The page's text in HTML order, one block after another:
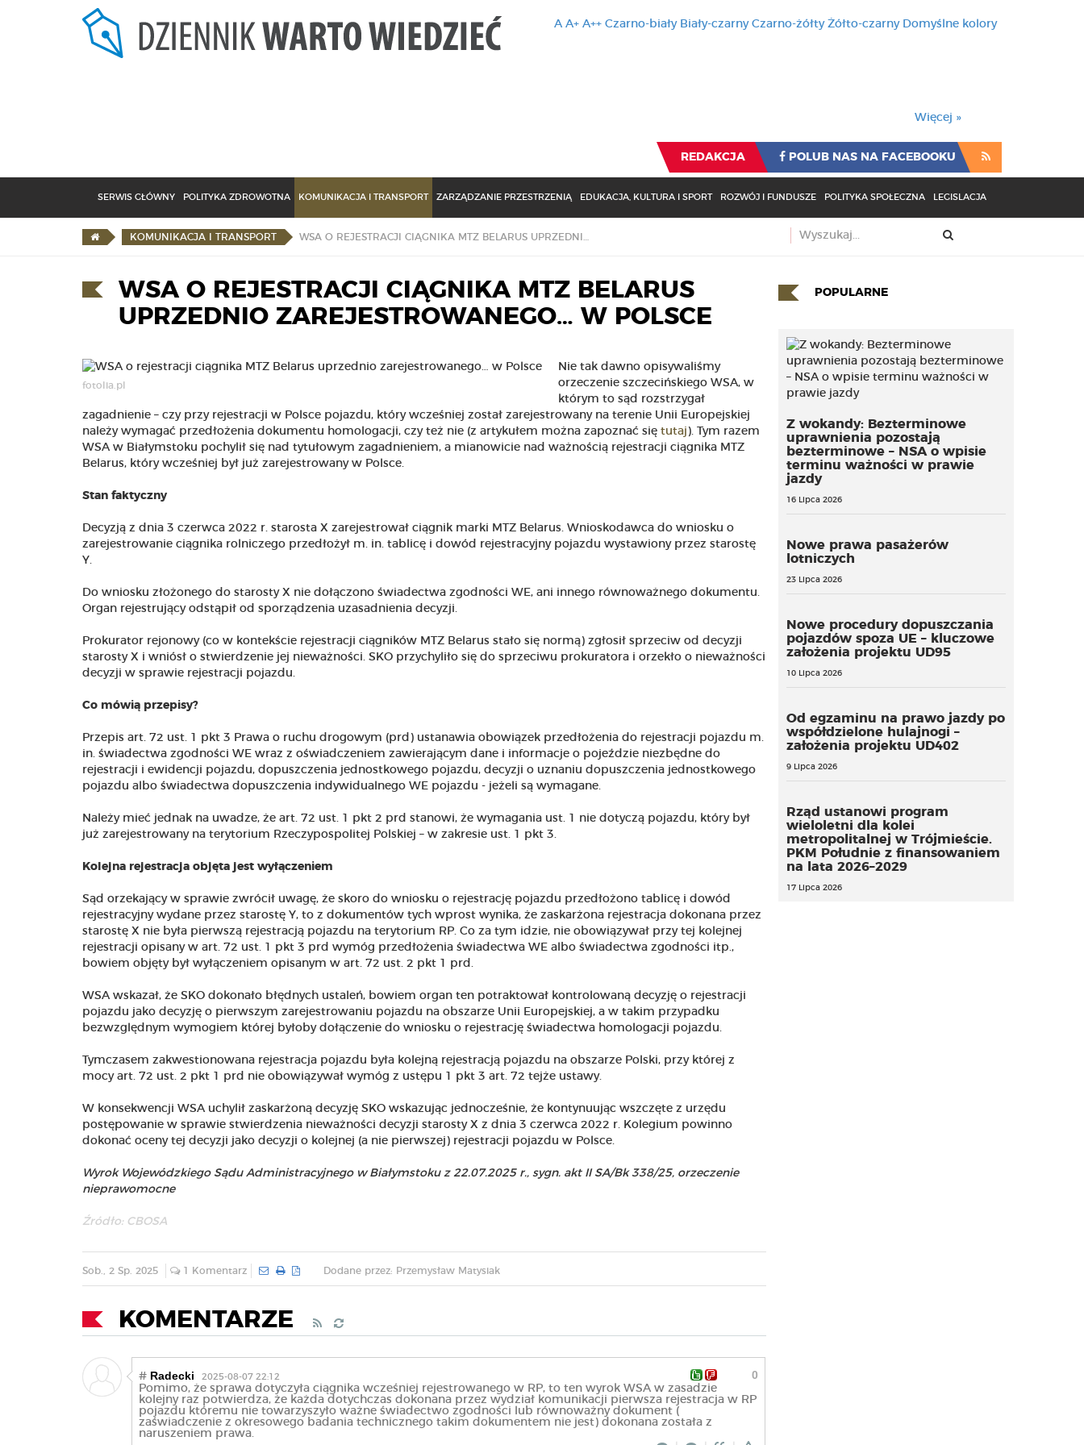
A A+ A++ Czarno-biały Biały-czarny Czarno-żółty Żółto-czarny Domyślne kolory
Więcej »
REDAKCJA POLUB NAS NA FACEBOOKU
SERWIS GŁÓWNY POLITYKA ZDROWOTNA KOMUNIKACJA I TRANSPORT ZARZĄDZANIE PRZESTRZENIĄ EDUKACJA, KULTURA I SPORT ROZWÓJ I FUNDUSZE POLITYKA SPOŁECZNA LEGISLACJA
KOMUNIKACJA I TRANSPORT
WSA O REJESTRACJI CIĄGNIKA MTZ BELARUS
UPRZEDNIO ZAREJESTROWANEGO… W POLSCE
fotolia.pl
Nie tak dawno opisywaliśmy
orzeczenie szczecińskiego WSA, w
którym to sąd rozstrzygał
zagadnienie – czy przy rejestracji w Polsce pojazdu, który wcześniej został zarejestrowany na terenie Unii Europejskiej
należy wymagać przedłożenia dokumentu homologacji, czy też nie (z artykułem można zapoznać się tutaj ). Tym razem
WSA w Białymstoku pochylił się nad tytułowym zagadnieniem, a mianowicie nad ważnością rejestracji ciągnika MTZ
Belarus, który wcześniej był już zarejestrowany w Polsce.
Stan faktyczny
Decyzją z dnia 3 czerwca 2022 r. starosta X zarejestrował ciągnik marki MTZ Belarus. Wnioskodawca do wniosku o
zarejestrowanie ciągnika rolniczego przedłożył m. in. tablicę i dowód rejestracyjny pojazdu wystawiony przez starostę
Y.
Do wniosku złożonego do starosty X nie dołączono świadectwa zgodności WE, ani innego równoważnego dokumentu.
Organ rejestrujący odstąpił od sporządzenia uzasadnienia decyzji.
Prokurator rejonowy (co w kontekście rejestracji ciągników MTZ Belarus stało się normą) zgłosił sprzeciw od decyzji
starosty X i wniósł o stwierdzenie jej nieważności. SKO przychyliło się do sprzeciwu prokuratora i orzekło o nieważności
decyzji w sprawie rejestracji pojazdu.
Co mówią przepisy?
Przepis art. 72 ust. 1 pkt 3 Prawa o ruchu drogowym (prd) ustanawia obowiązek przedłożenia do rejestracji pojazdu m.
in. świadectwa zgodności WE wraz z oświadczeniem zawierającym dane i informacje o pojeździe niezbędne do
rejestracji i ewidencji pojazdu, dopuszczenia jednostkowego pojazdu, decyzji o uznaniu dopuszczenia jednostkowego
pojazdu albo świadectwa dopuszczenia indywidualnego WE pojazdu - jeżeli są wymagane.
Należy mieć jednak na uwadze, że art. 72 ust. 1 pkt 2 prd stanowi, że wymagania ust. 1 nie dotyczą pojazdu, który był
już zarejestrowany na terytorium Rzeczypospolitej Polskiej – w zakresie ust. 1 pkt 3.
Kolejna rejestracja objęta jest wyłączeniem
Sąd orzekający w sprawie zwrócił uwagę, że skoro do wniosku o rejestrację pojazdu przedłożono tablicę i dowód
rejestracyjny wydane przez starostę Y, to z dokumentów tych wprost wynika, że zaskarżona rejestracja dokonana przez
starostę X nie była pierwszą rejestracją pojazdu na terytorium RP. Co za tym idzie, nie obowiązywał przy tej kolejnej
rejestracji opisany w art. 72 ust. 1 pkt 3 prd wymóg przedłożenia świadectwa WE albo świadectwa zgodności itp.,
bowiem objęty był wyłączeniem opisanym w art. 72 ust. 2 pkt 1 prd.
WSA wskazał, że SKO dokonało błędnych ustaleń, bowiem organ ten potraktował kontrolowaną decyzję o rejestracji
pojazdu jako decyzję o pierwszym zarejestrowaniu pojazdu na obszarze Unii Europejskiej, a w takim przypadku
bezwzględnym wymogiem której byłoby dołączenie do wniosku o rejestrację świadectwa homologacji pojazdu.
Tymczasem zakwestionowana rejestracja pojazdu była kolejną rejestracją pojazdu na obszarze Polski, przy której z
mocy art. 72 ust. 2 pkt 1 prd nie obowiązywał wymóg z ustępu 1 pkt 3 art. 72 tejże ustawy.
W konsekwencji WSA uchylił zaskarżoną decyzję SKO wskazując jednocześnie, że kontynuując wszczęte z urzędu
postępowanie w sprawie stwierdzenia nieważności decyzji starosty X z dnia 3 czerwca 2022 r. Kolegium powinno
dokonać oceny tej decyzji jako decyzji o kolejnej (a nie pierwszej) rejestracji pojazdu w Polsce.
Wyrok Wojewódzkiego Sądu Administracyjnego w Białymstoku z 22.07.2025 r., sygn. akt II SA/Bk 338/25, orzeczenie
nieprawomocne
Źródło: CBOSA
Sob., 2 Sp. 2025 1 Komentarz Dodane przez: Przemysław Matysiak
KOMENTARZE
0
# Radecki 2025-08-07 22:12
Pomimo, że sprawa dotyczyła ciągnika wcześniej rejestrowanego w RP, to ten wyrok WSA w zasadzie
kolejny raz potwierdza, że każda dotychczas dokonana przez wydział komunikacji pierwsza rejestracja w RP
pojazdu któremu nie towarzyszyło ważne świadectwo zgodności lub równoważny dokument (
zaświadczenie z okresowego badania technicznego takim dokumentem nie jest) dokonana została z
naruszeniem prawa.
POPULARNE
Z wokandy: Bezterminowe
uprawnienia pozostają
bezterminowe – NSA o wpisie
terminu ważności w prawie
jazdy
16 Lipca 2026
Nowe prawa pasażerów
lotniczych
23 Lipca 2026
Nowe procedury dopuszczania
pojazdów spoza UE – kluczowe
założenia projektu UD95
10 Lipca 2026
Od egzaminu na prawo jazdy po
współdzielone hulajnogi –
założenia projektu UD402
9 Lipca 2026
Rząd ustanowi program
wieloletni dla kolei
metropolitalnej w Trójmieście.
PKM Południe z finansowaniem
na lata 2026–2029
17 Lipca 2026